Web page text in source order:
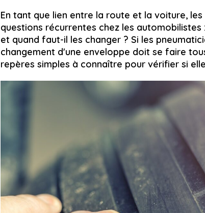
En tant que lien entre la route et la voiture,
questions récurrentes chez les
et quand faut-il les changer ? Si les
changement d'une enveloppe doit se faire
repères simples à connaître pour vérifier si